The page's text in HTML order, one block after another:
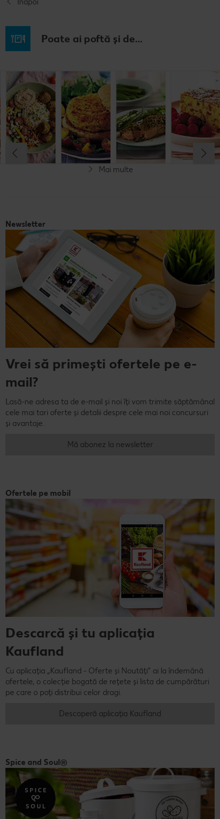
Poate ai poftă și de...
Prăjitură de
mere
nemțească
Cel mult 60 minute
Simplu
Chifteluțe cu
piure de
cartofi și
chives
Cel mult 60 minute
Simplu
Cel mult 60 minute
Simplu
crustă de
pesto
Cel mult 60 minute
Mai multe
Newsletter
Vrei să primești ofertele pe e-
mail?
Lasă-ne adresa ta de e-mail și noi îți vom trimite săptămânal
cele mai tari oferte și detalii despre cele mai noi concursuri
și avantaje.
Mă abonez la newsletter
Ofertele pe mobil
Descarcă și tu aplicația
Kaufland
Cu aplicația „Kaufland - Oferte și Noutăți” ai la îndemână
ofertele, o colecție bogată de rețete și lista de cumpărături
pe care o poți distribui celor dragi.
Descoperă aplicația Kaufland
Spice and Soul®